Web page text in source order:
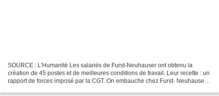
SOURCE : L'Humanité Les salariés de Furst-Neuhauser ont obtenu la
création de 45 postes et de meilleures conditions de travail. Leur recette : un
rapport de forces imposé par la CGT. On embauche chez Furst- Neuhauser.